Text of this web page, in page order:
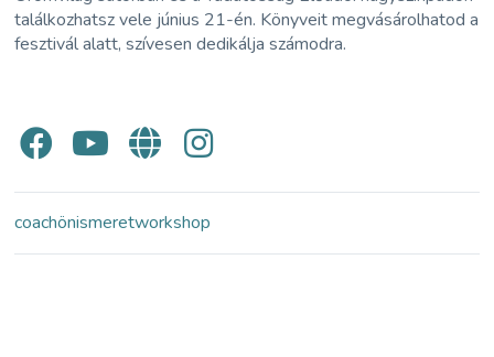
találkozhatsz vele június 21-én. Könyveit megvásárolhatod a
fesztivál alatt, szívesen dedikálja számodra.
coachönismeretworkshop